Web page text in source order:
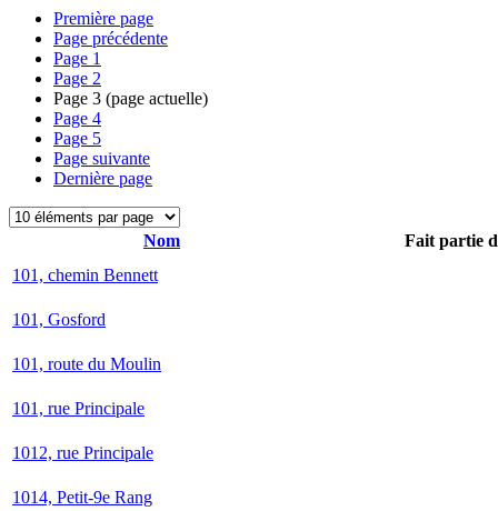
Première page
Page précédente
Page 1
Page 2
Page 3 (page actuelle)
Page 4
Page 5
Page suivante
Dernière page
Nom
Fait partie
101, chemin Bennett
101, Gosford
101, route du Moulin
101, rue Principale
1012, rue Principale
1014, Petit-9e Rang